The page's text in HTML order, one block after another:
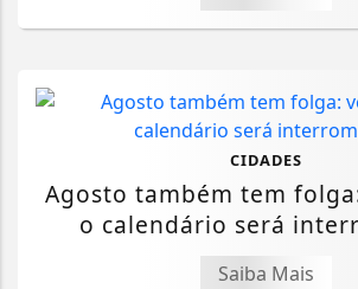
CIDADES
Agosto também tem
o calendário será
Saiba Mais